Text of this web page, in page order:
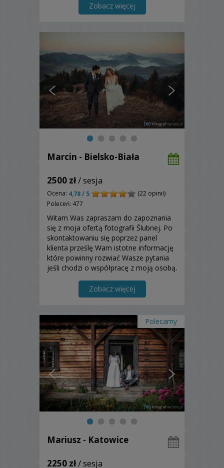
Zobacz więcej
Marcin - Bielsko-Biała
2500 zł/ sesja
Ocena: 4,78 / 5
(22 opinii)
Poleceń: 477
Witam Was zapraszam do zapoznania
się z moja ofertą fotografii Ślubnej. Po
skontaktowaniu się poprzez panel
klienta prześlę Wam istotne informację
które powinny rozwiać Wasze pytania
jeśli chodzi o współpracę z moją osobą.
galerię z wesel dzięki którym
zapoznacie się z "moim stylem". TAK
Zobacz więcej
Polecamy
Mariusz - Katowice
2250 zł/ sesja